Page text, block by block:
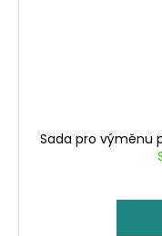
Sada pro výměnu